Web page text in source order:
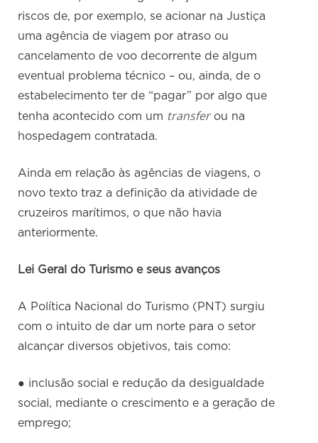
riscos de, por exemplo, se acionar na Justiça
uma agência de viagem por atraso ou
cancelamento de voo decorrente de algum
eventual problema técnico – ou, ainda, de o
estabelecimento ter de “pagar” por algo que
tenha acontecido com um transferou na
hospedagem contratada.
Ainda em relação às agências de viagens, o
novo texto traz a definição da atividade de
cruzeiros marítimos, o que não havia
anteriormente.
Lei Geral do Turismo e seus avanços
A Política Nacional do Turismo (PNT) surgiu
com o intuito de dar um norte para o setor
alcançar diversos objetivos, tais como:
● inclusão social e redução da desigualdade
social, mediante o crescimento e a geração de
emprego;